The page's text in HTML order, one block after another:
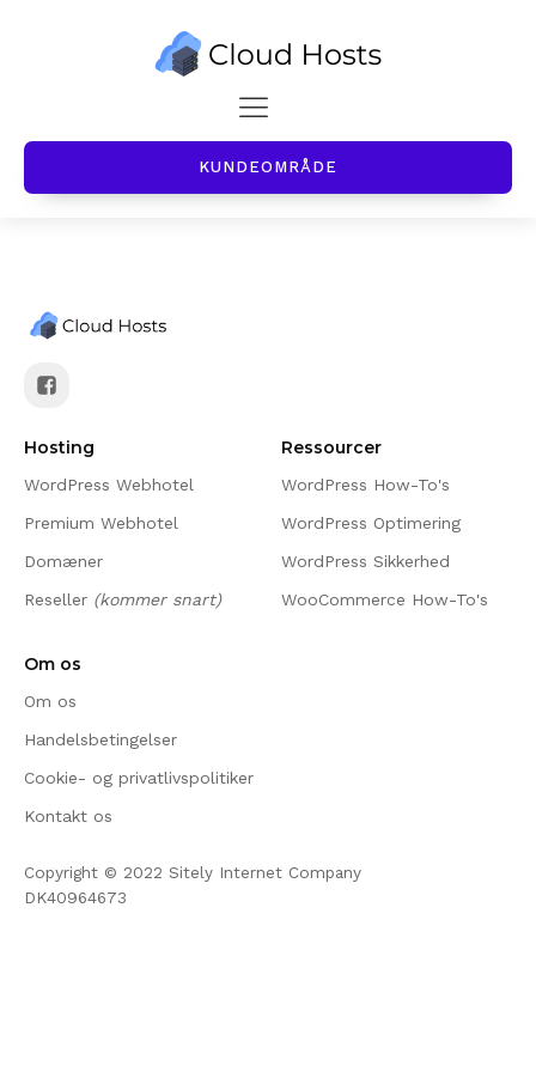
KUNDEOMRÅDE
Hosting
WordPress Webhotel
Premium Webhotel
Domæner
Reseller (kommer snart)
Ressourcer
WordPress How-To's
WordPress Optimering
WordPress Sikkerhed
WooCommerce How-To's
Om os
Om os
Handelsbetingelser
Cookie- og privatlivspolitiker
Kontakt os
Copyright © 2022 Sitely Internet Company
DK40964673